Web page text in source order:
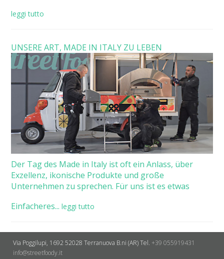
leggi tutto
UNSERE ART, MADE IN ITALY ZU LEBEN
Der Tag des Made in Italy ist oft ein Anlass, über
Exzellenz, ikonische Produkte und große
Unternehmen zu sprechen. Für uns ist es etwas
Einfacheres... leggi tutto
Via Poggilupi, 1692 52028 Terranuova B.ni (AR)Tel. +39 055919431
info@streetfoody.it